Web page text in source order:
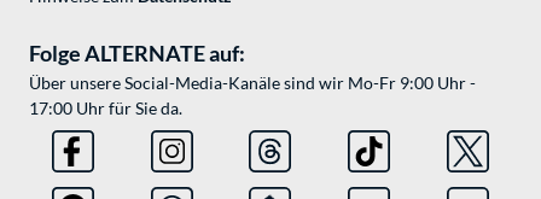
Folge ALTERNATE auf:
Über unsere Social-Media-Kanäle sind wir Mo-Fr 9:00 Uhr -
17:00 Uhr für Sie da.